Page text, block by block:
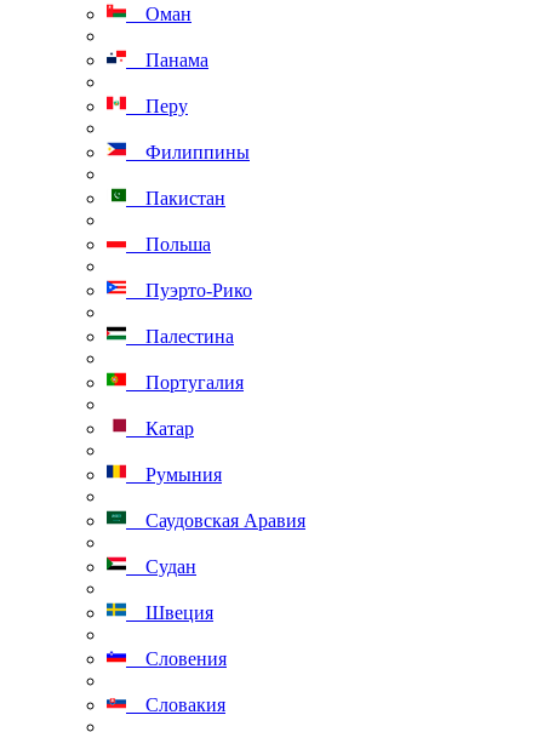
Оман
Панама
Перу
Филиппины
Пакистан
Польша
Пуэрто-Рико
Палестина
Португалия
Катар
Румыния
Саудовская Аравия
Судан
Швеция
Словения
Словакия